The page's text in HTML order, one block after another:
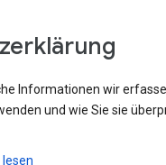
Informationen wir
und wie Sie sie